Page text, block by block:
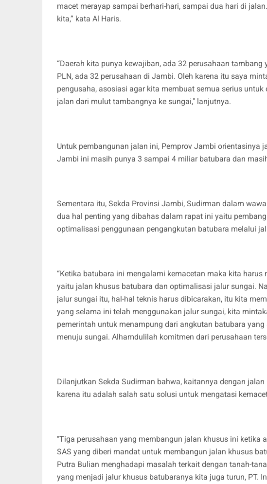
macet merayap sampai berhari-hari, sampai dua hari di
kita,” kata Al Haris.
“Daerah kita punya kewajiban, ada 32 perusahaan
PLN, ada 32 perusahaan di Jambi. Oleh karena itu saya
pengusaha, asosiasi agar kita membuat semua serius
jalan dari mulut tambangnya ke sungai," lanjutnya.
Untuk pembangunan jalan ini, Pemprov Jambi orientasinya
Jambi ini masih punya 3 sampai 4 miliar batubara dan
Sementara itu, Sekda Provinsi Jambi, Sudirman dalam
dua hal penting yang dibahas dalam rapat ini yaitu
optimalisasi penggunaan pengangkutan batubara melalui
“Ketika batubara ini mengalami kemacetan maka kita
yaitu jalan khusus batubara dan optimalisasi jalur sungai.
jalur sungai itu, hal-hal teknis harus dibicarakan, itu kita
yang selama ini telah menggunakan jalur sungai, kita
pemerintah untuk menampung dari angkutan batubara
menuju sungai. Alhamdulilah komitmen dari perusahaan
Dilanjutkan Sekda Sudirman bahwa, kaitannya dengan
karena itu adalah salah satu solusi untuk mengatasi
"Tiga perusahaan yang membangun jalan khusus ini ketika
SAS yang diberi mandat untuk membangun jalan khusus
Putra Bulian menghadapi masalah terkait dengan tanah-
yang menjadi jalur khusus batubaranya kita juga turun, PT.